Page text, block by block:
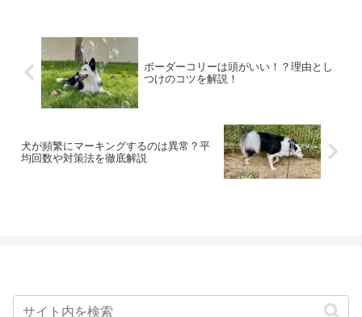
ボーダーコリーは頭がいい！？理由とし
つけのコツを解説！
犬が頻繁にマーキングするのは異常？平
均回数や対策法を徹底解説